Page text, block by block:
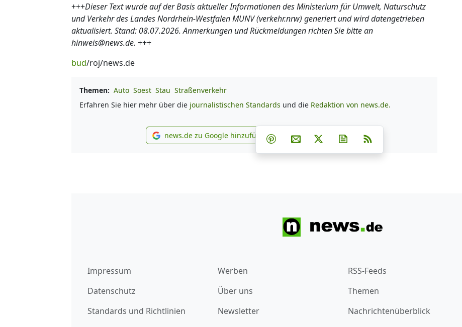
+++Dieser Text wurde auf der Basis aktueller Informationen des Ministerium für Umwelt, Naturschutz
und Verkehr des Landes Nordrhein-Westfalen MUNV (verkehr.nrw) generiert und wird datengetrieben
aktualisiert. Stand: 08.07.2026. Anmerkungen und Rückmeldungen richten Sie bitte an
hinweis@news.de. +++
bud/roj/news.de
Themen: Auto Soest Stau Straßenverkehr
Erfahren Sie hier mehr über die journalistischen Standards und die Redaktion von news.de.
news.de zu Google hinzufügen
news.de zu Google hinzufügen Teilen auf Facebook
Teilen auf Whatsapp
Teilen auf Telegram
Teilen auf Pinterest
Per E-Mail teilen
Post auf XNewsletter abonnieren
Impressum
Datenschutz
Standards und Richtlinien
Werben
Über uns
Newsletter
RSS-Feeds
Themen
Nachrichtenüberblick